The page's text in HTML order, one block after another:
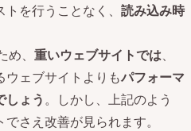
を行うことなく、 読み込み時
、 重いウェブサイトでは、
ェブサイトよりもパフォーマ
しょう。しかし、上記のよう
さえ改善が見られます。